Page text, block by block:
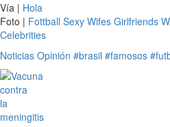
Vía | Hola
Foto | Fottball Sexy Wifes Girlfriends
Celebrities
Noticias Opinión #brasil #famosos